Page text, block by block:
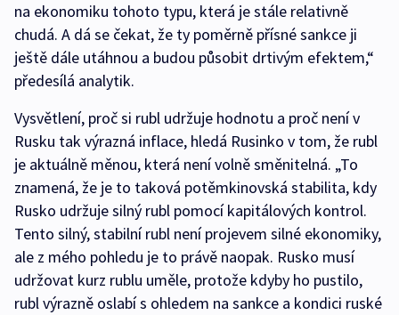
na ekonomiku tohoto typu, která je stále relativně
chudá. A dá se čekat, že ty poměrně přísné sankce ji
ještě dále utáhnou a budou působit drtivým efektem,“
předesílá analytik.
Vysvětlení, proč si rubl udržuje hodnotu a proč není v
Rusku tak výrazná inflace, hledá Rusinko v tom, že rubl
je aktuálně měnou, která není volně směnitelná. „To
znamená, že je to taková potěmkinovská stabilita, kdy
Rusko udržuje silný rubl pomocí kapitálových kontrol.
Tento silný, stabilní rubl není projevem silné ekonomiky,
ale z mého pohledu je to právě naopak. Rusko musí
udržovat kurz rublu uměle, protože kdyby ho pustilo,
rubl výrazně oslabí s ohledem na sankce a kondici ruské